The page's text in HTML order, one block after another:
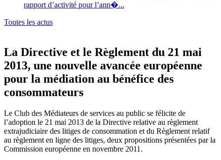
rapport d’activité pour l’ann�...
Toutes les actus
La Directive et le Règlement du 21 mai
2013, une nouvelle avancée européenne
pour la médiation au bénéfice des
consommateurs
Le Club des Médiateurs de services au public se félicite de
l’adoption le 21 mai 2013 de la Directive relative au règlement
extrajudiciaire des litiges de consommation et du Règlement relatif
au règlement en ligne des litiges, deux propositions présentées par la
Commission européenne en novembre 2011.